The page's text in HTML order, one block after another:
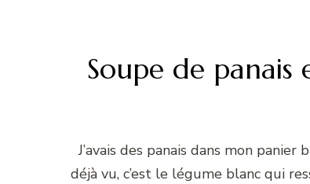
Soupe de panais
J’avais des panais dans mon
déjà vu, c’est le légume blanc qui